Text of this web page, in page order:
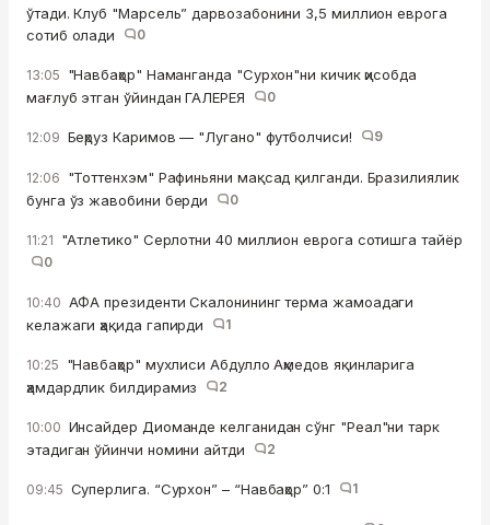
ўтади. Клуб "Марсель” дарвозабонини 3,5 миллион еврога
сотиб олади
0
13:05 "Навбаҳор" Наманганда "Сурхон"ни кичик ҳисобда
мағлуб этган ўйиндан ГАЛЕРЕЯ
0
12:09 Беҳруз Каримов — "Лугано" футболчиси! 9
12:06 "Тоттенхэм" Рафиньяни мақсад қилганди. Бразилиялик
бунга ўз жавобини берди
0
11:21 "Атлетико" Серлотни 40 миллион еврога сотишга тайёр
0
10:40 АФА президенти Скалонининг терма жамоадаги
келажаги ҳақида гапирди
1
10:25 "Навбаҳор" мухлиси Абдулло Аҳмедов яқинларига
ҳамдардлик билдирамиз
2
10:00 Инсайдер Диоманде келганидан сўнг "Реал"ни тарк
этадиган ўйинчи номини айтди
2
09:45 Суперлига. “Сурхон” – “Навбаҳор” 0:1 1